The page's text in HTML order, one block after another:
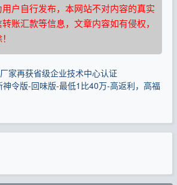
户自行发布，本网站不对内容的真实
账汇款等信息，文章内容如有侵权，
家再获省级企业技术中心认证
神令版-回味版-最低1比40万-高返利，高福